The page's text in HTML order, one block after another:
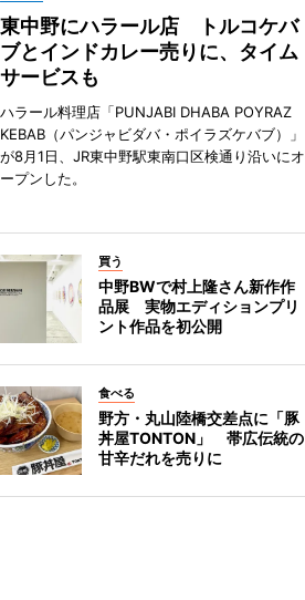
東中野にハラール店 トルコケバ
ブとインドカレー売りに、タイム
サービスも
ハラール料理店「PUNJABI DHABA POYRAZ
KEBAB（パンジャビダバ・ポイラズケバブ）」
が8月1日、JR東中野駅東南口区検通り沿いにオ
ープンした。
買う
中野BWで村上隆さん新作作
品展 実物エディションプリ
ント作品を初公開
食べる
野方・丸山陸橋交差点に「豚
丼屋TONTON」 帯広伝統の
甘辛だれを売りに